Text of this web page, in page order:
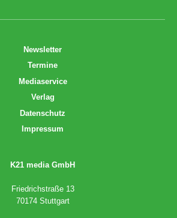
Newsletter
Termine
Mediaservice
Verlag
Datenschutz
Impressum
K21 media GmbH
Friedrichstraße 13
70174 Stuttgart